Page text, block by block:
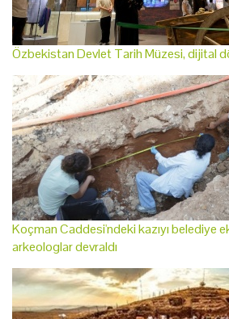
Özbekistan Devlet Tarih Müzesi, dijital
Koçman Caddesi'ndeki kazıyı belediye
arkeologlar devraldı